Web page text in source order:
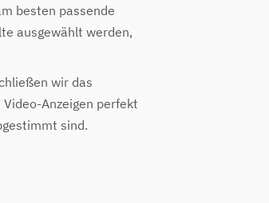
besten passende
ausgewählt werden,
wir das
Anzeigen perfekt
sind.